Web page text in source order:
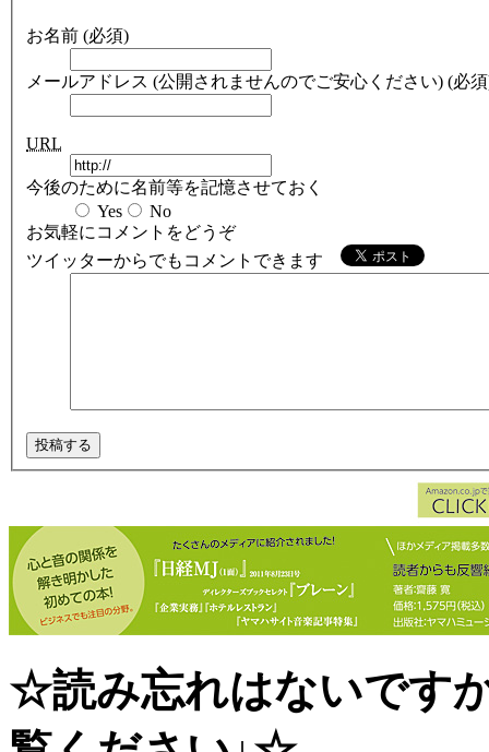
お名前 (必須)
メールアドレス (公開されませんのでご安心ください) (必
URL
今後のために名前等を記憶させておく
Yes
No
お気軽にコメントをどうぞ
ツイッターからでもコメントできます
☆読み忘れはないです